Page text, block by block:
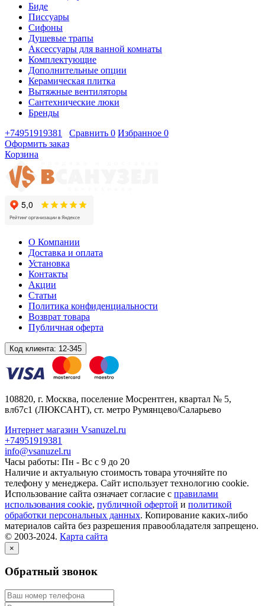
Биде
Писсуары
Сифоны
Душевые трапы
Аксессуары для ванной комнаты
Комплектующие
Дополнительные опции
Керамическая плитка
Вытяжные вентиляторы
Сантехнические люки
Бренды
+74951919381
Сравнить 0 Избранное 0
Оформить заказ
Корзина
О Компании
Доставка и оплата
Установка
Контакты
Акции
Статьи
Политика конфиденциальности
Возврат товара
Публичная оферта
Код клиента: 12-345
108820, г. Москва, поселение Мосрентген, квартал № 5,
вл67с1 (ЛЮКСАНТ), ст. метро Румянцево/Саларьево
Интернет магазин Vsanuzel.ru
+74951919381
info@vsanuzel.ru
Часы работы: Пн - Вс с 9 до 20
Наличие и актуальную стоимость товара уточняйте по
телефону у менеджера. Сайт использует технологию cookie.
Использование сайта означает согласие с правилами
использования cookie, публичной офертой и политикой
обработки персональных данных. Копирование каких-либо
материалов сайта без разрешения правообладателя запрещено.
© 2003-2024. Карта сайта
×
Обратный звонок